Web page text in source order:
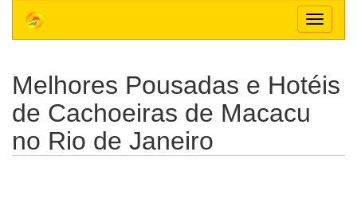
Toggle
Melhores Pousadas e Hotéis
de Cachoeiras de Macacu
no Rio de Janeiro